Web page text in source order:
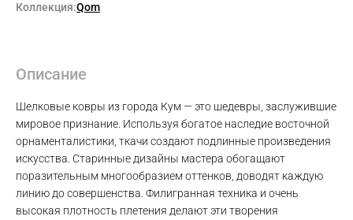
Коллекция:Qom
Описание
Шелковые ковры из города Кум — это шедевры, заслужившие
мировое признание. Используя богатое наследие восточной
орнаменталистики, ткачи создают подлинные произведения
искусства. Старинные дизайны мастера обогащают
поразительным многообразием оттенков, доводят каждую
линию до совершенства. Филигранная техника и очень
высокая плотность плетения делают эти творения